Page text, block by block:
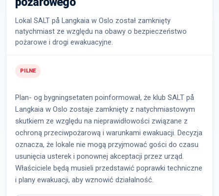
Lokal SALT på Langkaia w Oslo został zamknięty
natychmiast ze względu na obawy o bezpieczeństwo
pożarowe i drogi ewakuacyjne.
PILNE
Plan- og bygningsetaten poinformował, że klub SALT på
Langkaia w Oslo zostaje zamknięty z natychmiastowym
skutkiem ze względu na nieprawidłowości związane z
ochroną przeciwpożarową i warunkami ewakuacji. Decyzja
oznacza, że lokale nie mogą przyjmować gości do czasu
usunięcia usterek i ponownej akceptacji przez urząd.
Właściciele będą musieli przedstawić poprawki techniczne
i plany ewakuacji, aby wznowić działalność.